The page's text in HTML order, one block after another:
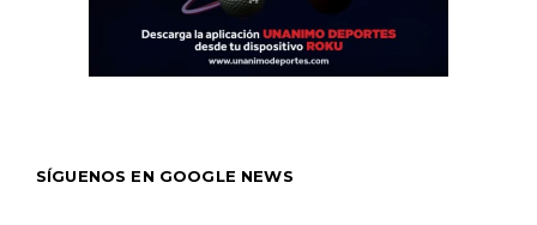
SÍGUENOS EN GOOGLE NEWS